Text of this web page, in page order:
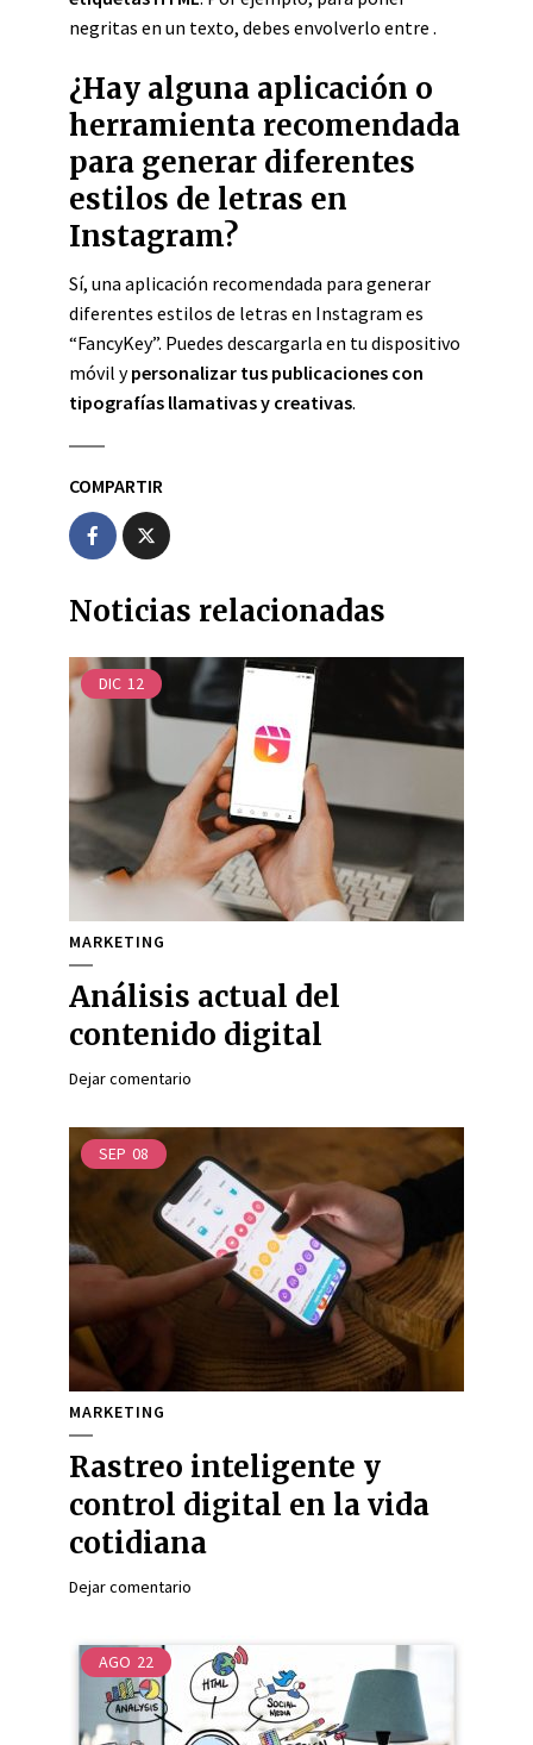
negritas en un texto, debes envolverlo entre .
¿Hay alguna aplicación o
herramienta recomendada
para generar diferentes
estilos de letras en
Instagram?
Sí, una aplicación recomendada para generar
diferentes estilos de letras en Instagram es
“FancyKey”. Puedes descargarla en tu dispositivo
móvil ypersonalizar tus publicaciones con
tipografías llamativas y creativas.
COMPARTIR
Noticias relacionadas
DIC 12
MARKETING
Análisis actual del
contenido digital
Dejar comentario
SEP 08
MARKETING
Rastreo inteligente y
control digital en la vida
cotidiana
Dejar comentario
AGO 22